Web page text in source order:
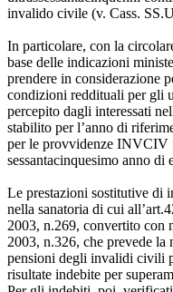
invalido civile (v. Cass.
In particolare, con la
base delle indicazioni
prendere in considerazione
condizioni reddituali per gli
percepito dagli interessati
stabilito per l’anno di
per le provvidenze INVCIV
sessantacinquesimo anno di
Le prestazioni sostitutive di
nella sanatoria di cui
2003, n.269, convertito con
2003, n.326, che prevede
pensioni degli invalidi civili
risultate indebite per